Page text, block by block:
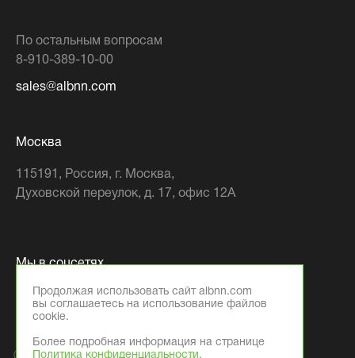
Продолжая использовать сайт albnn.com
вы соглашаетесь на использование файлов
cookie.
Более подробная информация на странице
Политика конфиденциальности.
По остальным вопросам
8-910-389-10-00
sales@albnn.com
Москва
115191 , Россия, г. Москва,
Духовской переулок, д. 17, офис 12А
Мы в соцсетях